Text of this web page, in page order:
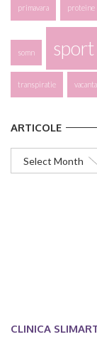
primavara proteine
somn sport
transpiratie vacanta
ARTICOLE
CLINICA